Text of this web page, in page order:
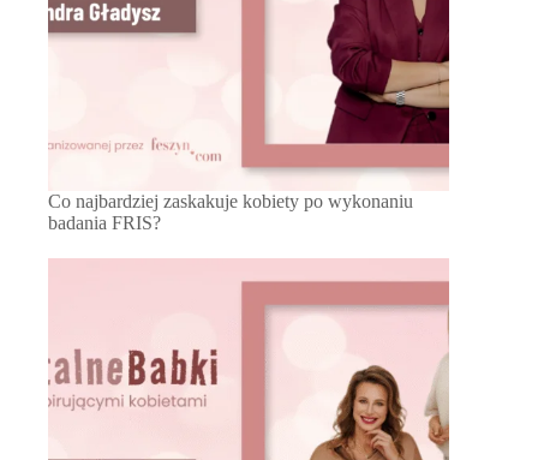
Co najbardziej zaskakuje kobiety po wykonaniu
badania FRIS?